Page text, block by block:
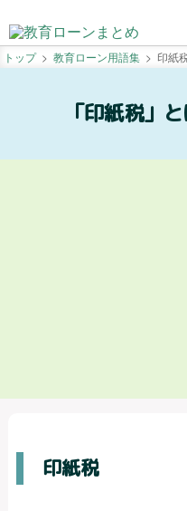
トップ 教育ローン用語集 印紙
「印紙税」
印紙税